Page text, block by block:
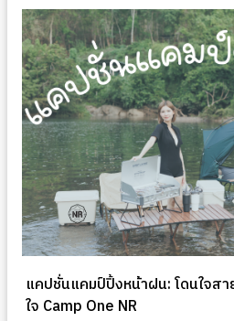
แคปชั่นแคมป์ปิ้งหน้าฝน: โดนใจส
ใจ Camp One NR